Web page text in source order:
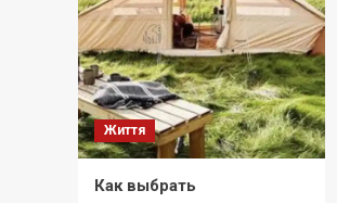
Життя
Как выбрать